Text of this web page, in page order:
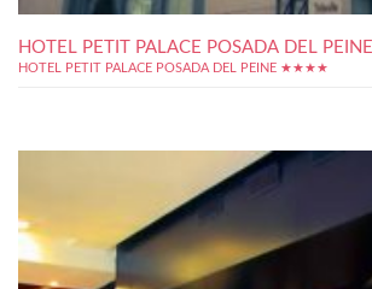
HOTEL PETIT PALACE POSADA DEL PEINE
HOTEL PETIT PALACE POSADA DEL PEINE ★★★★